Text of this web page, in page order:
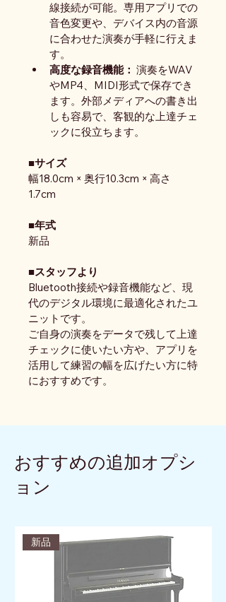
線接続が可能。専用アプリでの
音色変更や、デバイス内の音源
に合わせた演奏が手軽に行えま
す。
高度な録音機能： 演奏をWAV
やMP4、MIDI形式で保存でき
ます。外部メディアへの書き出
しも容易で、客観的な上達チェ
ックに役立ちます。
■サイズ
幅18.0cm × 奥行10.3cm × 高さ
1.7cm
■年式
新品
■スタッフより
Bluetooth接続や録音機能など、現
代のデジタル環境に最適化されたユ
ニットです。
ご自身の演奏をデータで残して上達
チェックに使いたい方や、アプリを
活用して練習の幅を広げたい方に特
におすすめです。
おすすめの追加オプシ
ョン
新品